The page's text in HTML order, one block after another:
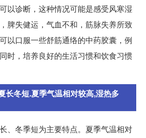
以诊断，这种情况可能是感受风寒湿
脾失健运，气血不和，筋脉失养所致
以口服一些舒筋通络的中药胶囊，例
时，培养良好的生活习惯和饮食习惯
长冬短.夏季气温相对较高,湿热多
、冬季短为主要特点。夏季气温相对